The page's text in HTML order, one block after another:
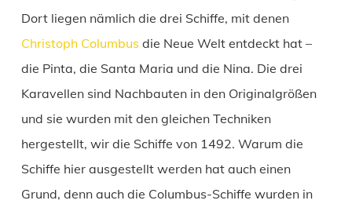
Dort liegen nämlich die drei Schiffe, mit denen
Christoph Columbus die Neue Welt entdeckt hat –
die Pinta, die Santa Maria und die Nina. Die drei
Karavellen sind Nachbauten in den Originalgrößen
und sie wurden mit den gleichen Techniken
hergestellt, wir die Schiffe von 1492. Warum die
Schiffe hier ausgestellt werden hat auch einen
Grund, denn auch die Columbus-Schiffe wurden in